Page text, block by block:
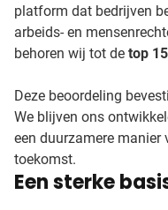
platform dat bedrijven
arbeids- en
behoren wij tot de top
Deze beoordeling
We blijven ons
een duurzamere manier
toekomst.
Een sterke